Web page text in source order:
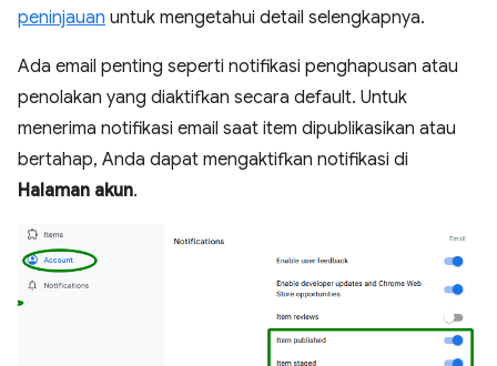
peninjauan untuk mengetahui detail selengkapnya.
Ada email penting seperti notifikasi penghapusan atau
penolakan yang diaktifkan secara default. Untuk
menerima notifikasi email saat item dipublikasikan atau
bertahap, Anda dapat mengaktifkan notifikasi di
Halaman akun.